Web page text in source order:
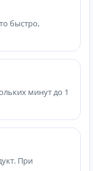
быстро,
минут до 1
При